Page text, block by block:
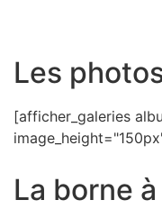
Les
[afficher_galeries
La borne